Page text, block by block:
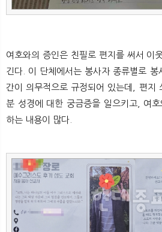
여호와의 증인은 친필로 편지를 써서 이
긴다. 이 단체에서는 봉사자 종류별로 봉
간이 의무적으로 규정되어 있는데, 편지
분 성경에 대한 궁금증을 일으키고, 여
하는 내용이 많다.